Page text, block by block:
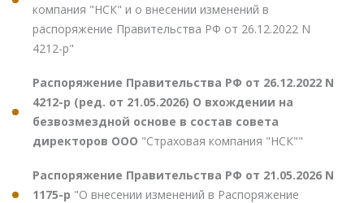
компания "НСК" и о внесении изменений в
распоряжение Правительства РФ от 26.12.2022 N
4212-р"
Распоряжение Правительства РФ от 26.12.2022 N
4212-р (ред. от 21.05.2026) О вхождении на
безвозмездной основе в состав совета
директоров ООО "Страховая компания "НСК""
Распоряжение Правительства РФ от 21.05.2026 N
1175-р "О внесении изменений в Распоряжение